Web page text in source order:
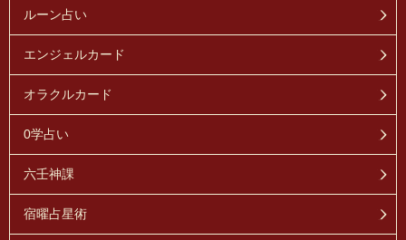
ルーン占い
エンジェルカード
オラクルカード
0学占い
六壬神課
宿曜占星術